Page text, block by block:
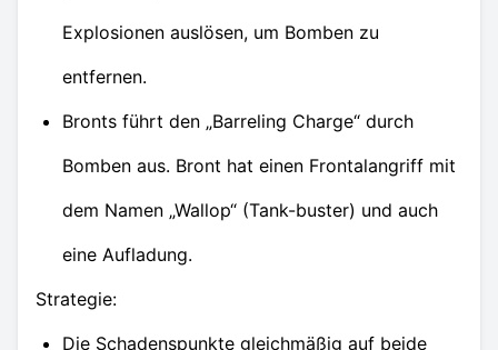
Explosionen auslösen, um Bomben zu
entfernen.
Bronts führt den „Barreling Charge“ durch
Bomben aus. Bront hat einen Frontalangriff mit
dem Namen „Wallop“ (Tank-buster) und auch
eine Aufladung.
Strategie:
Die Schadenspunkte gleichmäßig auf beide